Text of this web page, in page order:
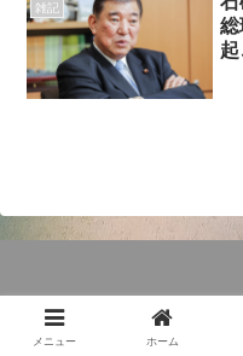
雑記
総
©
メニュー ホーム